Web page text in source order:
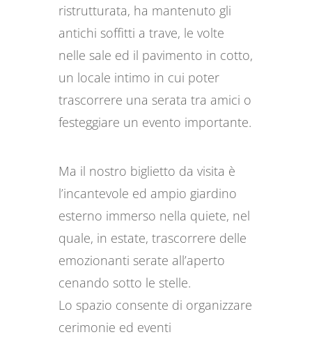
ristrutturata, ha mantenuto gli
antichi soffitti a trave, le volte
nelle sale ed il pavimento in cotto,
un locale intimo in cui poter
trascorrere una serata tra amici o
festeggiare un evento importante.
Ma il nostro biglietto da visita è
l’incantevole ed ampio giardino
esterno immerso nella quiete, nel
quale, in estate, trascorrere delle
emozionanti serate all’aperto
cenando sotto le stelle.
Lo spazio consente di organizzare
cerimonie ed eventi